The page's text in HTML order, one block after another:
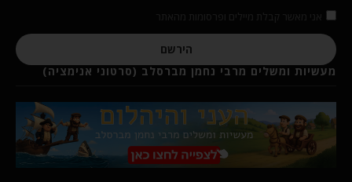
הירשם
מעשיות ומשלים מרבי נחמן מברסלב (סרטוני אנימציה)